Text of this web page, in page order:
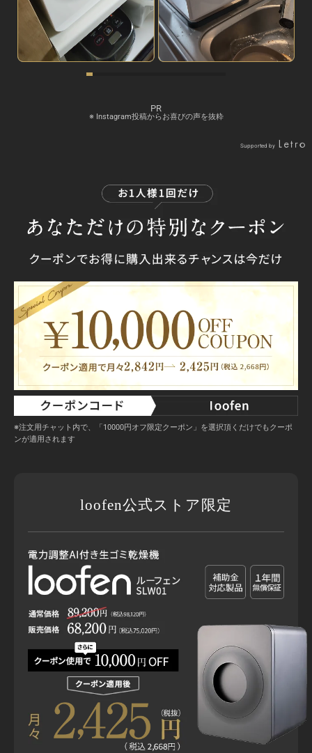
※ Instagram投稿からお喜びの声を抜粋
PR
Supported by
※注文用チャット内で、「10000円オフ限定クーポン」を選択頂くだけでもクーポ
ンが適用されます
loofen公式ストア限定